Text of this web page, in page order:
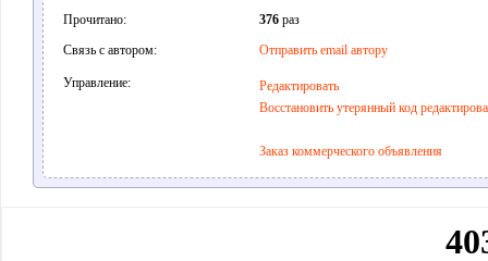
Прочитано: 376раз
Связь с автором:
Отправить email автору
Управление:
Редактировать
Восстановить утерянный код
Заказ коммерческого объявления